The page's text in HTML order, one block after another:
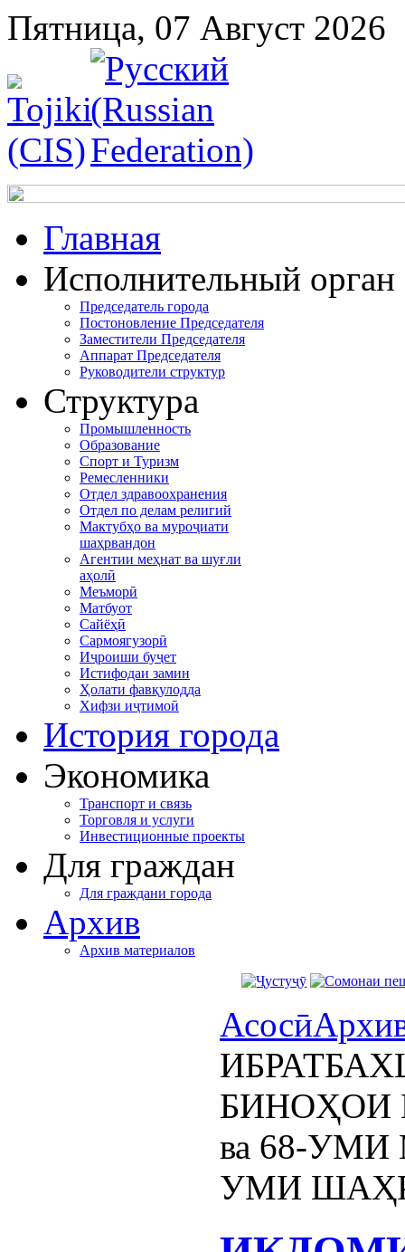
Пятница, 07 Август 2026
Главная
Исполнительный орган
Председатель города
Постоновление Председателя
Заместители Председателя
Аппарат Председателя
Руководители структур
Структура
Промышленность
Образование
Спорт и Туризм
Ремесленники
Отдел здравоохранения
Отдел по делам религий
Мактубҳо ва муроҷиати
шаҳрвандон
Агентии меҳнат ва шуғли
аҳолӣ
Меъморӣ
Матбуот
Сайёҳӣ
Сармоягузорӣ
Иҷроиши буҷет
Истифодаи замин
Ҳолати фавқулодда
Хифзи иҷтимоӣ
История города
Экономика
Транспорт и связь
Торговля и услуги
Инвестиционные проекты
Для граждан
Для граждани города
Архив
Архив материалов
Асосӣ
БИНОҲОИ
ва 68-
УМИ